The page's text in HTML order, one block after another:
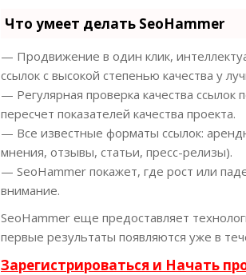
Что умеет делать SeoHammer
— Продвижение в один клик,
ссылок с высокой степенью качества у
— Регулярная проверка качества
пересчет показателей качества проекта.
— Все известные форматы ссылок:
мнения, отзывы, статьи, пресс-релизы).
— SeoHammer покажет, где рост или
внимание.
SeoHammer еще предоставляет
первые результаты появляются уже в
Зарегистрироваться и Начать